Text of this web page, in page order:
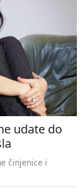
udate do
činjenice i